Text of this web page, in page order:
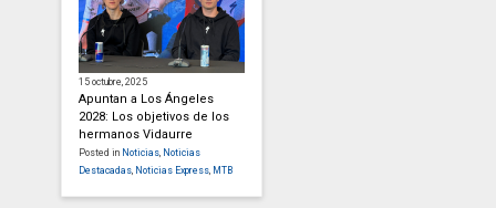
15 octubre, 2025
Apuntan a Los Ángeles
2028: Los objetivos de los
hermanos Vidaurre
Posted in Noticias Noticias
Destacadas Noticias Express MTB